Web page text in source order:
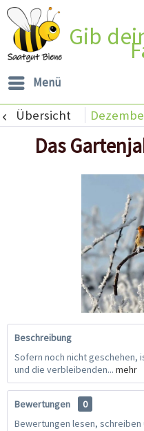
Gib
Menü
Übersicht
Das
Beschreibung
Sofern noch nicht geschehen,
und die verbleibenden... mehr
Bewertungen
0
Bewertungen lesen, schreiben